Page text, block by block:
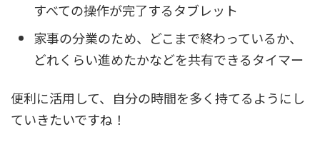
すべての操作が完了するタブレット
家事の分業のため、どこまで終わっているか、
どれくらい進めたかなどを共有できるタイマー
便利に活用して、自分の時間を多く持てるようにし
ていきたいですね！